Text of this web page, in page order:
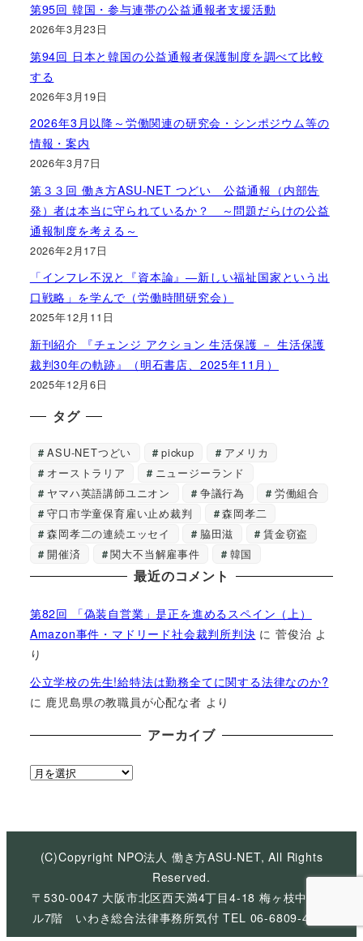
第95回 韓国・参与連帯の公益通報者支援活動
2026年3月23日
第94回 日本と韓国の公益通報者保護制度を調べて比較
する
2026年3月19日
2026年3月以降～労働関連の研究会・シンポジウム等の
情報・案内
2026年3月7日
第３３回 働き方ASU-NET つどい 公益通報（内部告
発）者は本当に守られているか？ ～問題だらけの公益
通報制度を考える～
2026年2月17日
「インフレ不況と『資本論』―新しい福祉国家という出
口戦略」を学んで（労働時間研究会）
2025年12月11日
新刊紹介 『チェンジ アクション 生活保護 － 生活保護
裁判30年の軌跡』（明石書店、2025年11月）
2025年12月6日
タグ
ASU-NETつどい pickup
アメリカ
オーストラリア
ニュージーランド
ヤマハ英語講師ユニオン
争議行為
労働組合
守口市学童保育雇い止め裁判
森岡孝二
森岡孝二の連続エッセイ
脇田滋
賃金窃盗
開催済
関大不当解雇事件 韓国
最近のコメント
第82回 「偽装自営業」是正を進めるスペイン（上）
Amazon事件・マドリード社会裁判所判決 に菅俊治 よ
り
公立学校の先生!給特法は勤務全てに関する法律なのか?
に 鹿児島県の教職員が心配な者 より
アーカイブ
ア
イ
(C)Copyright NPO法人 働き方ASU-NET, All Rights
Reserved.
〒530-0047 大阪市北区西天満4丁目4-18 梅ヶ枝中央ビ
ル7階 いわき総合法律事務所気付 TEL 06-6809-4926